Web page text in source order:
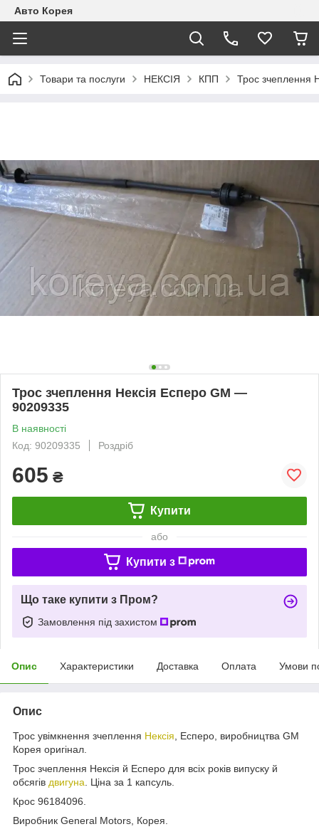
Авто Корея
Товари та послуги НЕКСІЯ КПП Трос зчеплення
Трос зчеплення Нексія Есперо GM —
90209335
В наявності
Код: 90209335
Роздріб
605 ₴
Купити
або
Купити з
Що таке купити з Пром?
Замовлення під захистом
Опис Характеристики Доставка Оплата Умови
Опис
Трос увімкнення зчеплення Нексія , Есперо, виробництва GM
Корея оригінал.
Трос зчеплення Нексія й Есперо для всіх років випуску й
обсягів двигуна . Ціна за 1 капсуль.
Крос 96184096.
Виробник General Motors, Корея.